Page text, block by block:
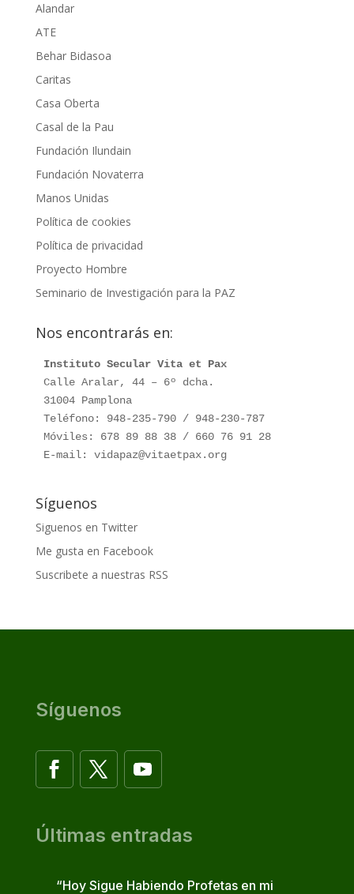
Alandar
ATE
Behar Bidasoa
Caritas
Casa Oberta
Casal de la Pau
Fundación Ilundain
Fundación Novaterra
Manos Unidas
Política de cookies
Política de privacidad
Proyecto Hombre
Seminario de Investigación para la PAZ
Nos encontrarás en:
Instituto Secular Vita et Pax
Calle Aralar, 44 – 6º dcha.
31004 Pamplona
Teléfono: 948-235-790 / 948-230-787
Móviles: 678 89 88 38 / 660 76 91 28
E-mail: vidapaz@vitaetpax.org
Síguenos
Siguenos en Twitter
Me gusta en Facebook
Suscribete a nuestras RSS
Síguenos
Últimas entradas
“Hoy Sigue Habiendo Profetas en mi